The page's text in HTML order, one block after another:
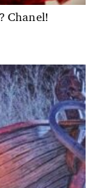
Chanel!